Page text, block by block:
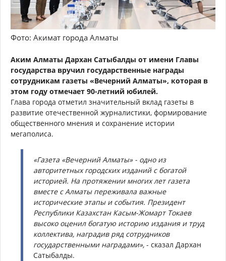
Фото: Акимат города Алматы
Аким Алматы Дархан Сатыбалды от имени Главы
государства вручил государственные награды
сотрудникам газеты «Вечерний Алматы», которая в
этом году отмечает 90-летний юбилей.
Глава города отметил значительный вклад газеты в
развитие отечественной журналистики, формирование
общественного мнения и сохранение истории
мегаполиса.
«Газета «Вечерний Алматы» - одно из
авторитетных городских изданий с богатой
историей. На протяжении многих лет газета
вместе с Алматы переживала важные
исторические этапы и события. Президент
Республики Казахстан Касым-Жомарт Токаев
высоко оценил богатую историю издания и труд
коллектива, наградив ряд сотрудников
государственными наградами», - сказал Дархан
Сатыбалды.